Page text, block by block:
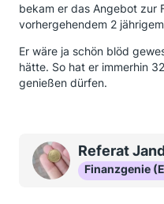
bekam er das Angebot zur
vorhergehendem 2
Er wäre ja schön blöd
hätte. So hat er immerhin
genießen dürfen.
Referat